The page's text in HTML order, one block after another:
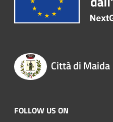
Città di Maida
FOLLOW US ON